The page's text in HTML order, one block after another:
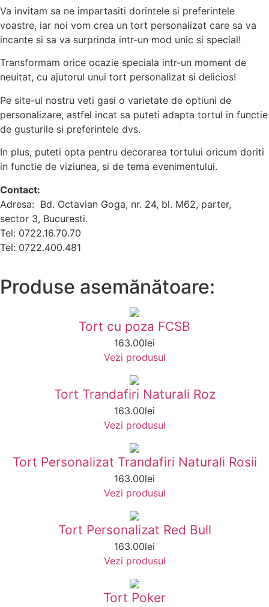
Va invitam sa ne impartasiti dorintele si preferintele
voastre, iar noi vom crea un tort personalizat care sa va
incante si sa va surprinda intr-un mod unic si special!
Transformam orice ocazie speciala intr-un moment de
neuitat, cu ajutorul unui tort personalizat si delicios!
Pe site-ul nostru veti gasi o varietate de optiuni de
personalizare, astfel incat sa puteti adapta tortul in functie
de gusturile si preferintele dvs.
In plus, puteti opta pentru decorarea tortului oricum doriti
in functie de viziunea, si de tema evenimentului.
Contact:
Adresa: Bd. Octavian Goga, nr. 24, bl. M62, parter,
sector 3, Bucuresti.
Tel: 0722.16.70.70
Tel: 0722.400.481
Produse asemănătoare:
Tort cu poza FCSB
163.00lei
Vezi produsul
Tort Trandafiri Naturali Roz
163.00lei
Vezi produsul
Tort Personalizat Trandafiri Naturali Rosii
163.00lei
Vezi produsul
Tort Personalizat Red Bull
163.00lei
Vezi produsul
Tort Poker